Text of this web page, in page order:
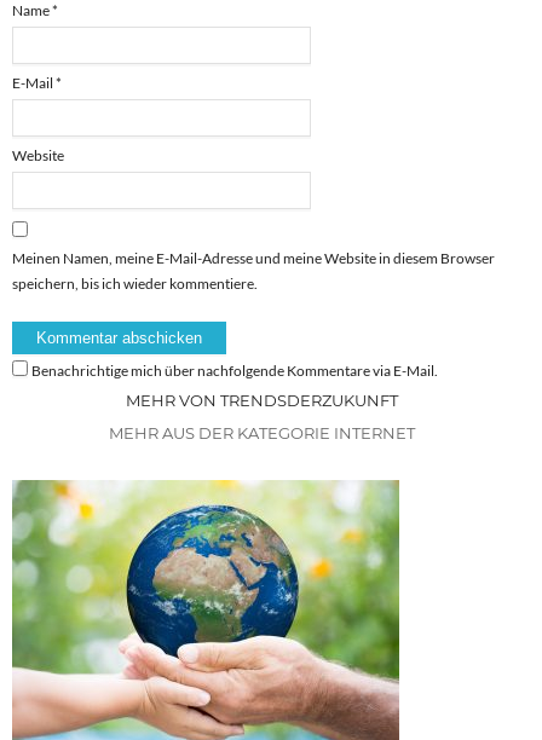
Name*
E-Mail *
Website
Meinen Namen, meine E-Mail-Adresse und meine Website in diesem Browser
speichern, bis ich wieder kommentiere.
Benachrichtige mich über nachfolgende Kommentare via E-Mail.
MEHR VON TRENDSDERZUKUNFT
MEHR AUS DER KATEGORIE INTERNET